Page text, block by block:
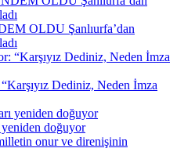
OLDU Şanlıurfa’dan
Dediniz, Neden İmza
doğuyor